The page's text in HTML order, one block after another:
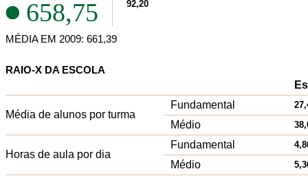
658,75
92,20
MÉDIA EM 2009: 661,39
RAIO-X DA ESCOLA
Média de alunos por turma
Fundamental
Médio
Horas de aula por dia
Fundamental
Médio